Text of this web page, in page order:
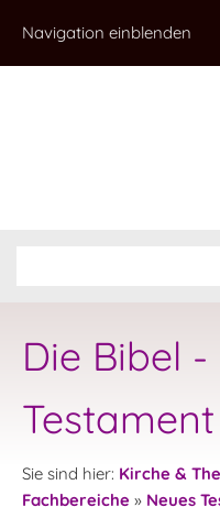
Navigation einblenden
Die Bibel
Testament
Sie sind hier: Kirche &
Fachbereiche » Neues